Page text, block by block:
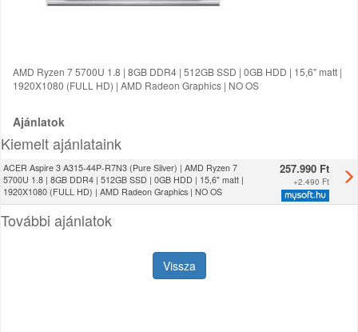
AMD Ryzen 7 5700U 1.8 | 8GB DDR4 | 512GB SSD | 0GB HDD | 15,6" matt |
1920X1080 (FULL HD) | AMD Radeon Graphics | NO OS
Ajánlatok
Kiemelt ajánlataink
ACER Aspire 3 A315-44P-R7N3 (Pure Silver) | AMD Ryzen 7
5700U 1.8 | 8GB DDR4 | 512GB SSD | 0GB HDD | 15,6" matt |
1920X1080 (FULL HD) | AMD Radeon Graphics | NO OS
257.990 Ft
+2.490 Ft
További ajánlatok
Vissza